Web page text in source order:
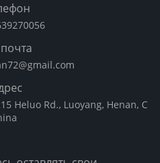
Heluo Rd., Luoyang, Henan, C